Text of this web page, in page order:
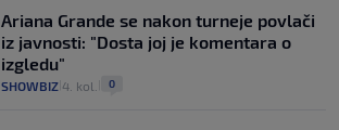
Ariana Grande se nakon turneje povlači
iz javnosti: "Dosta joj je komentara o
izgledu"
SHOWBIZ 4. kol. 0